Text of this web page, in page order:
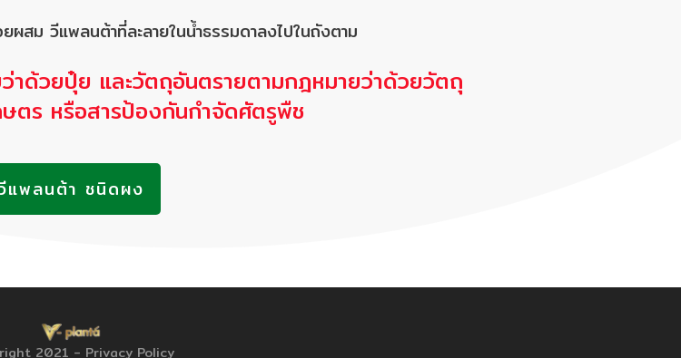
สม วีแพลนต้าที่ละลายในน้ำธรรมดาลงไปในถังตาม
ด้วยปุ๋ย และวัตถุอันตรายตามกฎหมายว่าด้วยวัตถุ
ษตร หรือสารป้องกันกำจัดศัตรูพืช
แพลนต้า ชนิดผง
2021 - Privacy Policy